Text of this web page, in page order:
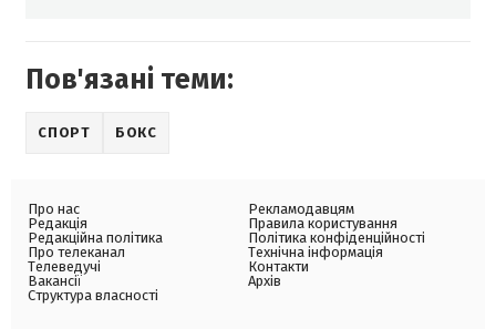
Пов'язані теми:
СПОРТ БОКС
Про нас
Редакція
Редакційна політика
Про телеканал
Телеведучі
Вакансії
Структура власності
Рекламодавцям
Правила користування
Політика конфіденційності
Технічна інформація
Контакти
Архів